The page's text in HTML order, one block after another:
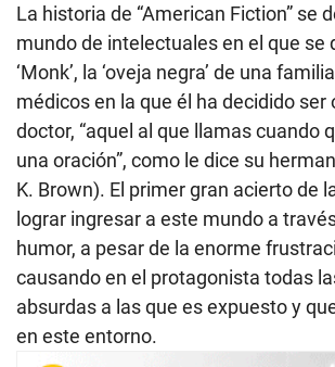
La historia de “American Fiction” se
mundo de intelectuales en el que se
‘Monk’, la ‘oveja negra’ de una
médicos en la que él ha decidido ser
doctor, “aquel al que llamas cuando
una oración”, como le dice su
K. Brown). El primer gran acierto de
lograr ingresar a este mundo a
humor, a pesar de la enorme
causando en el protagonista todas
absurdas a las que es expuesto y
en este entorno.